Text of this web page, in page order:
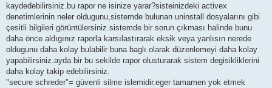
kaydedebilirsiniz.bu rapor ne isinize yarar?sisteinizdeki activex
denetimlerinin neler oldugunu,sistemde bulunan uninstall dosyalarını gibi
çesitli bilgileri görüntülersiniz.sistemde bir sorun çıkması halinde bunu
daha önce aldıgınız raporla karsılastırarak eksik veya yanlısın nerede
oldugunu daha kolay bulabilir buna baglı olarak düzenlemeyi daha kolay
yapabilirsiniz.ayda bir bu sekilde rapor olusturarak sistem degisikliklerini
daha kolay takip edebilirsiniz.
"secure schreder"= güvenli silme islemidir.eger tamamen yok etmek